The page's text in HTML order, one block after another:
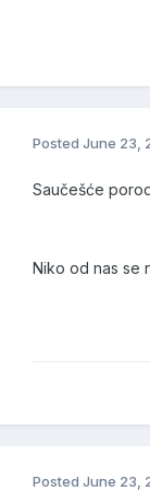
Posted June 23,
Saučešće
Niko od nas se
Posted June 23,